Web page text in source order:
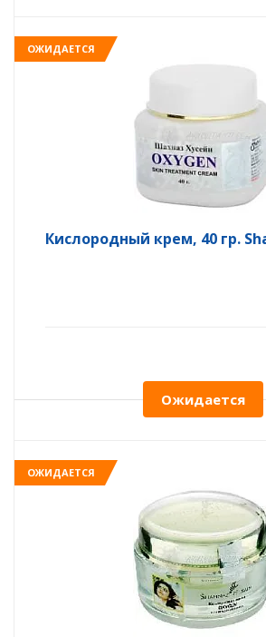
ОЖИДАЕТСЯ
Кислородный крем, 40 гр.
Ожидается
ОЖИДАЕТСЯ